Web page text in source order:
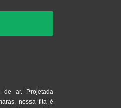
ar. Projetada
nossa fita é